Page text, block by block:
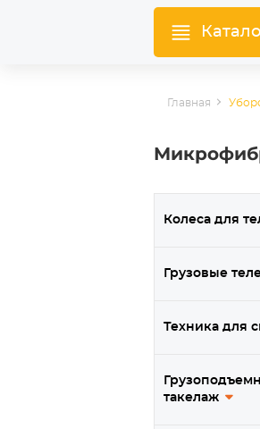
Главная
Колеса для
Грузовые
Техника для
такелаж